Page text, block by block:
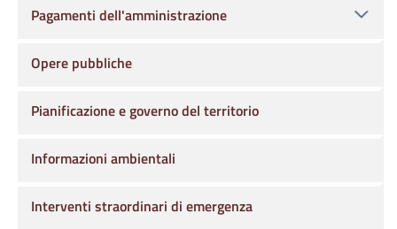
Pagamenti dell'amministrazione
Opere pubbliche
Pianificazione e governo del territorio
Informazioni ambientali
Interventi straordinari di emergenza